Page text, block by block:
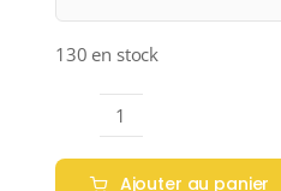
130 en stock
quantité
de
Ajouter au panier